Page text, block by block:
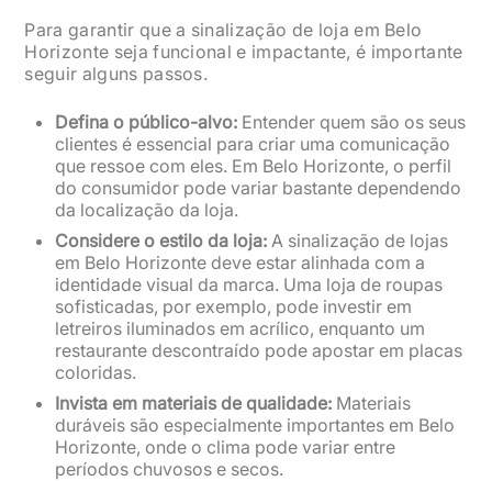
Para garantir que a sinalização de loja em Belo
Horizonte seja funcional e impactante, é importante
seguir alguns passos.
Defina o público-alvo: Entender quem são os seus
clientes é essencial para criar uma comunicação
que ressoe com eles. Em Belo Horizonte, o perfil
do consumidor pode variar bastante dependendo
da localização da loja.
Considere o estilo da loja: A sinalização de lojas
em Belo Horizonte deve estar alinhada com a
identidade visual da marca. Uma loja de roupas
sofisticadas, por exemplo, pode investir em
letreiros iluminados em acrílico, enquanto um
restaurante descontraído pode apostar em placas
coloridas.
Invista em materiais de qualidade: Materiais
duráveis são especialmente importantes em Belo
Horizonte, onde o clima pode variar entre
períodos chuvosos e secos.